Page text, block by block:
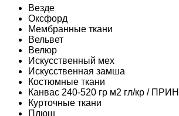
Везде
Оксфорд
Мембранные ткани
Вельвет
Велюр
Искусственный мех
Искусственная замша
Костюмные ткани
Канвас 240-520 гр м2 гл/кр /
Курточные ткани
Плюш